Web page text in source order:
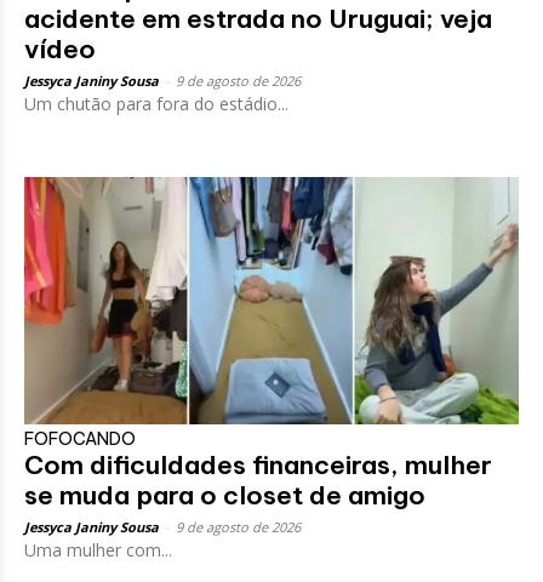
acidente em estrada no Uruguai; veja
vídeo
Jessyca Janiny Sousa 9 de agosto de 2026
Um chutão para fora do estádio...
FOFOCANDO
Com dificuldades financeiras, mulher
se muda para o closet de amigo
Jessyca Janiny Sousa 9 de agosto de 2026
Uma mulher com...